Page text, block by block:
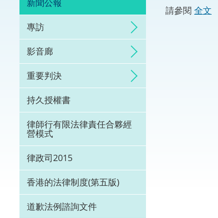
體育爭議解決先導計
能力建設
法律樞紐
促成交易和爭議解
新聞公報
專訪
影音廊
重要判決
持久授權書
律師行有限法律責任合夥經
營模式
律政司2015
香港的法律制度(第五版)
道歉法例諮詢文件
請參閱 全文